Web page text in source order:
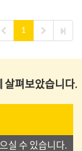
1
살펴보았습니다.
실 수 있습니다.